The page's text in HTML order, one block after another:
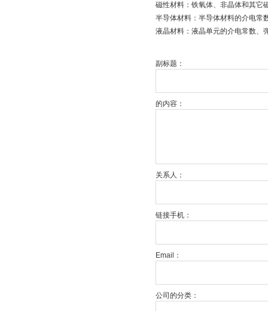
磁性材料：铁氧体、非晶体和其它
半导体材料：半导体材料的介电常
液晶材料：液晶单元的介电常数、
副标题：
的内容：
关系人：
链接手机：
Email：
公司的分类：